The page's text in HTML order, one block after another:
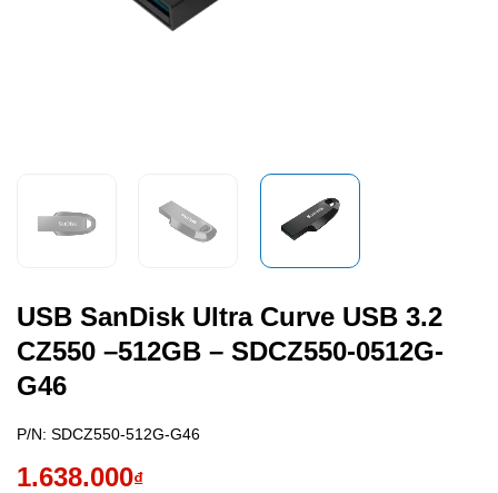
USB SanDisk Ultra Curve USB 3.2
CZ550 –512GB – SDCZ550-0512G-
G46
P/N: SDCZ550-512G-G46
1.638.000₫